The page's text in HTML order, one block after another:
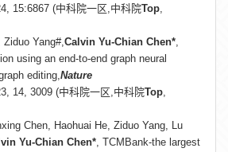
15:6867 (中科院一区,中科院Top,
Ziduo Yang#,Calvin Yu-Chian Chen*,
using an end-to-end graph neural
editing,Nature
14, 3009 (中科院一区,中科院Top,
Chen, Haohuai He, Ziduo Yang, Lu
Yu-Chian Chen*, TCMBank-the largest